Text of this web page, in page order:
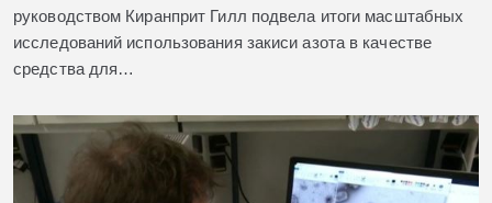
руководством Киранприт Гилл подвела итоги масштабных
исследований использования закиси азота в качестве
средства для…